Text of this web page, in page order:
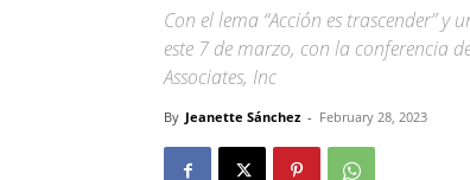
Con el lema “Acción es trascender”
este 7 de marzo, con la conferencia
Associates, Inc
By Jeanette Sánchez - February 28, 2023